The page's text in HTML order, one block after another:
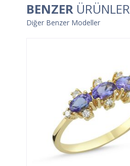
BENZER ÜRÜNLER
Diğer Benzer Modeller